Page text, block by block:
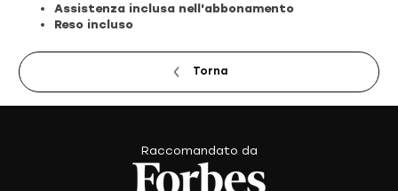
Assistenza inclusa nell'abbonamento
Reso incluso
Torna
Raccomandato da